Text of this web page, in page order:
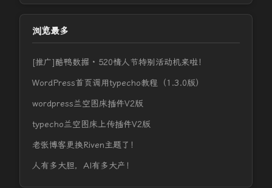
浏览最多
[推广]酷鸭数据 · 520情人节特别活动机来啦！
WordPress首页调用typecho教程（1.3.0版）
wordpress兰空图床插件V2版
typecho兰空图床上传插件V2版
老张博客更换Riven主题了！
人有多大胆，AI有多大产！